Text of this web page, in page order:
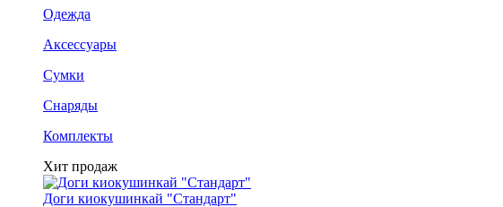
Одежда
Аксессуары
Сумки
Снаряды
Комплекты
Хит продаж
Доги киокушинкай "Стандарт"